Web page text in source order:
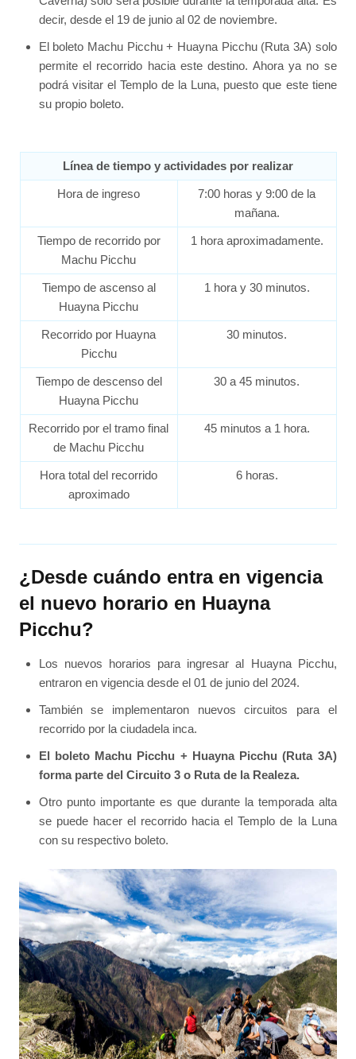
decir, desde el 19 de junio al 02 de noviembre.
El boleto Machu Picchu + Huayna Picchu (Ruta 3A) solo
permite el recorrido hacia este destino. Ahora ya no se
podrá visitar el Templo de la Luna, puesto que este tiene
su propio boleto.
Línea de tiempo y actividades por realizar
Hora de ingreso
7:00 horas y 9:00 de la
mañana.
Tiempo de recorrido por
Machu Picchu
1 hora aproximadamente.
Tiempo de ascenso al
Huayna Picchu
1 hora y 30 minutos.
Recorrido por Huayna
Picchu
30 minutos.
Tiempo de descenso del
Huayna Picchu
30 a 45 minutos.
Recorrido por el tramo final
de Machu Picchu
45 minutos a 1 hora.
Hora total del recorrido
aproximado
6 horas.
¿Desde cuándo entra en vigencia
el nuevo horario en Huayna
Picchu?
Los nuevos horarios para ingresar al Huayna Picchu,
entraron en vigencia desde el 01 de junio del 2024.
También se implementaron nuevos circuitos para el
recorrido por la ciudadela inca.
El boleto Machu Picchu + Huayna Picchu (Ruta 3A)
forma parte del Circuito 3 o Ruta de la Realeza.
Otro punto importante es que durante la temporada alta
se puede hacer el recorrido hacia el Templo de la Luna
con su respectivo boleto.